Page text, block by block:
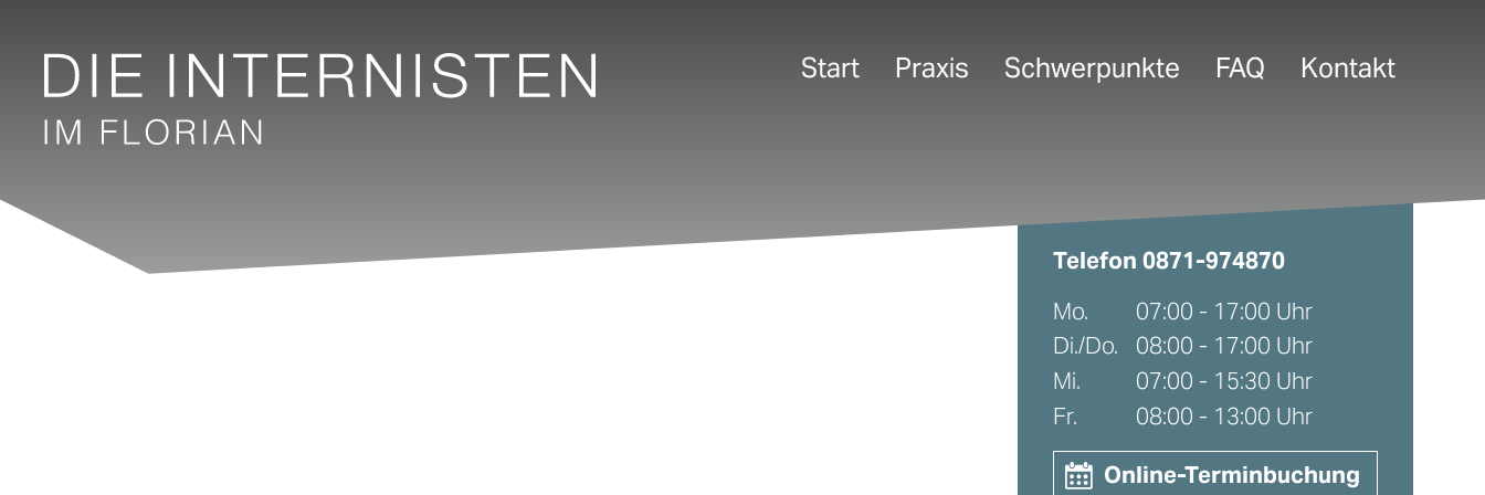
Start Praxis Schwerpunkte FAQ Kontakt
Telefon 0871-974870
Mo.
07:00 - 17:00 Uhr
Di./Do.
08:00 - 17:00 Uhr
Mi.
07:00 - 15:30 Uhr
Fr.
08:00 - 13:00 Uhr
Online-Terminbuchung